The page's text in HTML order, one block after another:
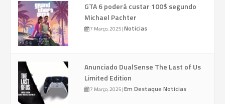
GTA 6 poderá custar 100$ segundo
Michael Pachter
7 Março, 2025|Noticias
Anunciado DualSense The Last of Us
Limited Edition
7 Março, 2025|Em Destaque Noticias